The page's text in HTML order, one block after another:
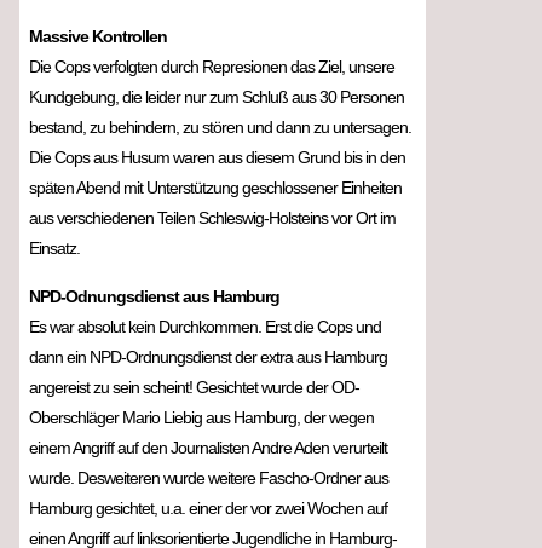
Massive Kontrollen
Die Cops verfolgten durch Represionen das Ziel, unsere
Kundgebung, die leider nur zum Schluß aus 30 Personen
bestand, zu behindern, zu stören und dann zu untersagen.
Die Cops aus Husum waren aus diesem Grund bis in den
späten Abend mit Unterstützung geschlossener Einheiten
aus verschiedenen Teilen Schleswig-Holsteins vor Ort im
Einsatz.
NPD-Odnungsdienst aus Hamburg
Es war absolut kein Durchkommen. Erst die Cops und
dann ein NPD-Ordnungsdienst der extra aus Hamburg
angereist zu sein scheint! Gesichtet wurde der OD-
Oberschläger Mario Liebig aus Hamburg, der wegen
einem Angriff auf den Journalisten Andre Aden verurteilt
wurde. Desweiteren wurde weitere Fascho-Ordner aus
Hamburg gesichtet, u.a. einer der vor zwei Wochen auf
einen Angriff auf linksorientierte Jugendliche in Hamburg-